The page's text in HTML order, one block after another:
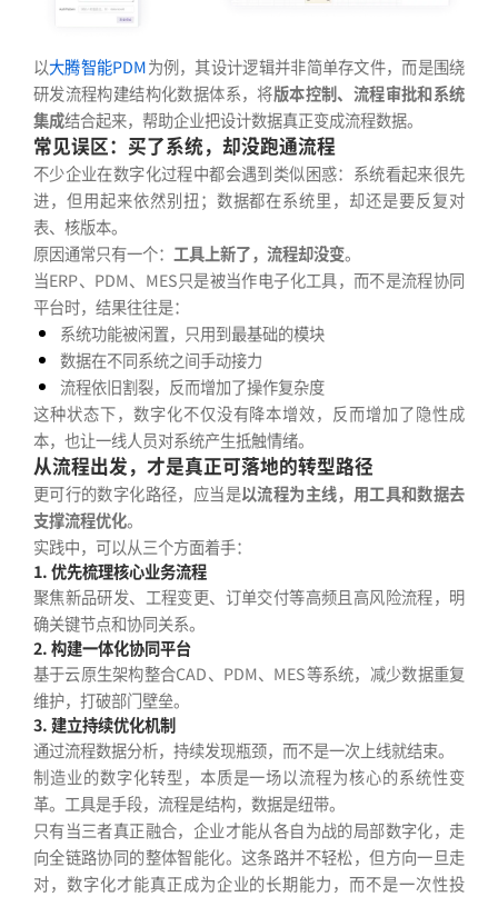
以大腾智能PDM为例，其设计逻辑并非简单存文件，而是围绕
研发流程构建结构化数据体系，将版本控制、流程审批和系统
集成结合起来，帮助企业把设计数据真正变成流程数据。
常见误区：买了系统，却没跑通流程
不少企业在数字化过程中都会遇到类似困惑：系统看起来很先
进，但用起来依然别扭；数据都在系统里，却还是要反复对
表、核版本。
原因通常只有一个： 工具上新了，流程却没变。
当ERP、PDM、MES只是被当作电子化工具，而不是流程协同
平台时，结果往往是：
系统功能被闲置，只用到最基础的模块
数据在不同系统之间手动接力
流程依旧割裂，反而增加了操作复杂度
这种状态下，数字化不仅没有降本增效，反而增加了隐性成
本，也让一线人员对系统产生抵触情绪。
从流程出发，才是真正可落地的转型路径
更可行的数字化路径，应当是以流程为主线，用工具和数据去
支撑流程优化。
实践中，可以从三个方面着手：
1. 优先梳理核心业务流程
聚焦新品研发、工程变更、订单交付等高频且高风险流程，明
确关键节点和协同关系。
2. 构建一体化协同平台
基于云原生架构整合CAD、PDM、MES等系统，减少数据重复
维护，打破部门壁垒。
3. 建立持续优化机制
通过流程数据分析，持续发现瓶颈，而不是一次上线就结束。
制造业的数字化转型，本质是一场以流程为核心的系统性变
革。工具是手段，流程是结构，数据是纽带。
只有当三者真正融合，企业才能从各自为战的局部数字化，走
向全链路协同的整体智能化。这条路并不轻松，但方向一旦走
对，数字化才能真正成为企业的长期能力，而不是一次性投